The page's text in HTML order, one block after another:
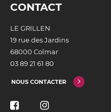
CONTACT
LE GRILLEN
19 rue des Jardins
68000 Colmar
03 89 21 61 80
NOUS CONTACTER